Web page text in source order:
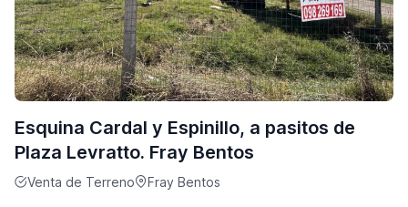
Esquina Cardal y Espinillo, a pasitos de
Plaza Levratto. Fray Bentos
Venta de Terreno Fray Bentos